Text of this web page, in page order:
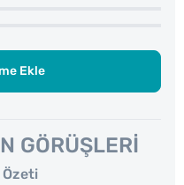
Ekle
GÖRÜŞLERI
Özeti